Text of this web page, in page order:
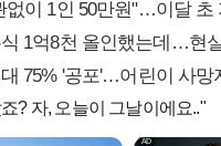
없이 1인 50만원"…이달 초
1억8천 올인했는데…현
75% '공포'…어린이 사망
? 자, 오늘이 그날이에요.."